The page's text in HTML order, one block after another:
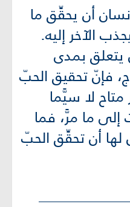
أن يحقِّق ما
الآخر إليه.
بمدى
فإنّ تحقيق الحبّ
متاح لا سيَّما
إلى ما مرَّ، فما
أن تحقِّق الحبّ